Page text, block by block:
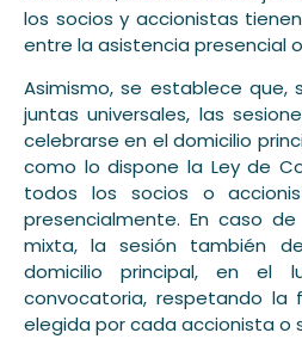
los socios y accionistas
entre la asistencia presencial
Asimismo, se establece que,
juntas universales, las
celebrarse en el domicilio
como lo dispone la Ley de
todos los socios o
presencialmente. En caso
mixta, la sesión también
domicilio principal, en el
convocatoria, respetando la
elegida por cada accionista o